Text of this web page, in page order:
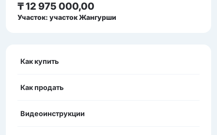
₸ 12 975 000,00
Участок: участок Жангурши
Как купить
Как продать
Видеоинструкции